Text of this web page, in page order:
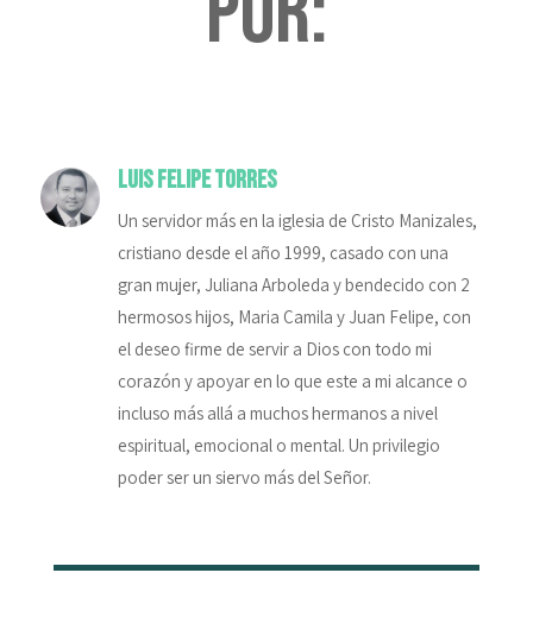
Luis Felipe Torres
Un servidor más en la iglesia de Cristo Manizales,
cristiano desde el año 1999, casado con una
gran mujer, Juliana Arboleda y bendecido con 2
hermosos hijos, Maria Camila y Juan Felipe, con
el deseo firme de servir a Dios con todo mi
corazón y apoyar en lo que este a mi alcance o
incluso más allá a muchos hermanos a nivel
espiritual, emocional o mental. Un privilegio
poder ser un siervo más del Señor.